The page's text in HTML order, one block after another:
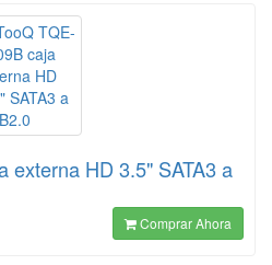
externa HD 3.5" SATA3 a
Comprar Ahora